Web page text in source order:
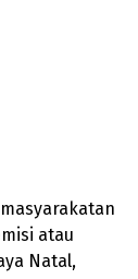
atau
Natal,